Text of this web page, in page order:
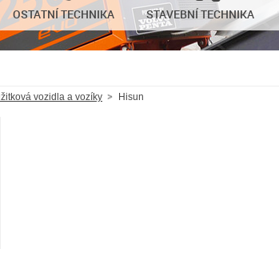
OSTATNÍ TECHNIKA STAVEBNÍ TECHNIKA
vozidla a vozíky Hisun